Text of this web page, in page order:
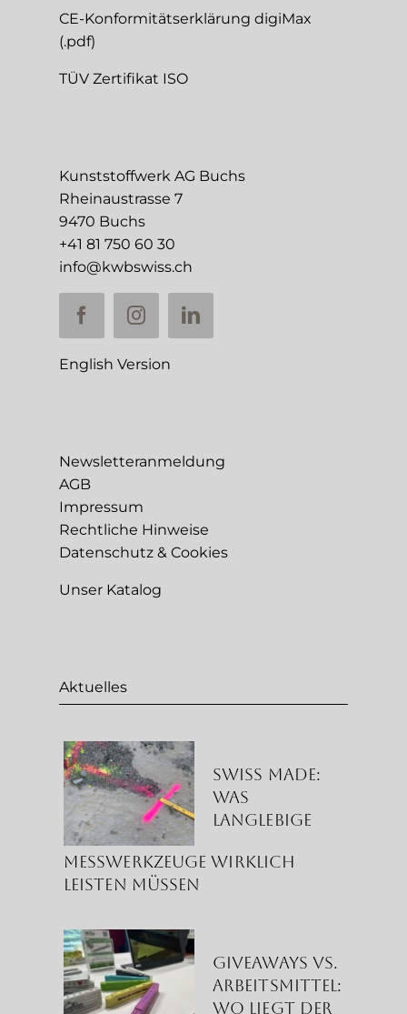
CE-Konformitätserklärung digiMax
(.pdf)
TÜV Zertifikat ISO
Kunststoffwerk AG Buchs
Rheinaustrasse 7
9470 Buchs
+41 81 750 60 30
info@kwbswiss.ch
English Version
Newsletteranmeldung
AGB
Impressum
Rechtliche Hinweise
Datenschutz & Cookies
Unser Katalog
Aktuelles
Swiss Made:
Was
langlebige
Messwerkzeuge wirklich
leisten müssen
Giveaways vs.
Arbeitsmittel:
Wo liegt der